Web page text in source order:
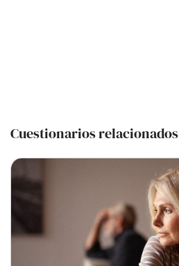
Cuestionarios relacionados